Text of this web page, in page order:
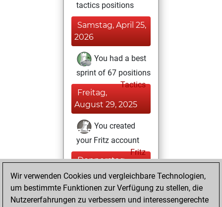
tactics positions
Samstag, April 25,
2026
You had a best
sprint of 67 positions
Tactics
Freitag,
August 29, 2025
You created
your Fritz account
Fritz
Donnerstag,
August 21, 2025
You created
Wir verwenden Cookies und vergleichbare Technologien,
um bestimmte Funktionen zur Verfügung zu stellen, die
Nutzererfahrungen zu verbessern und interessengerechte